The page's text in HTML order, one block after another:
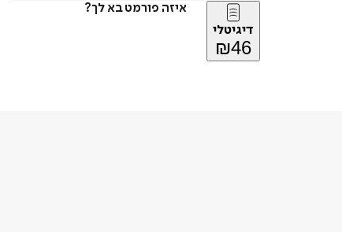
איזה פורמט בא לך?
דיגיטלי
₪46